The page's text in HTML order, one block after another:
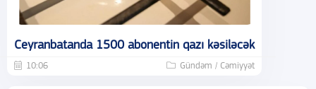
Ceyranbatanda 1500 abonentin qazı kəsiləcək
10:06 Gündəm / Cəmiyyət